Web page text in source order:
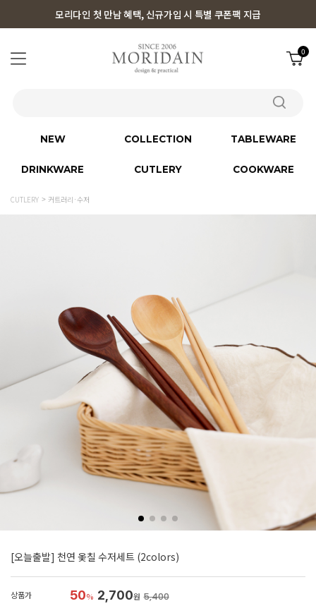
모리다인 첫 만남 혜택, 신규가입 시 특별 쿠폰팩 지급
0
NEW COLLECTION TABLEWARE
DRINKWARE CUTLERY COOKWARE
CUTLERY 커트러리·수저
[오늘출발] 천연 옻칠 수저세트 (2colors)
상품가 50% 2,700원 5,400